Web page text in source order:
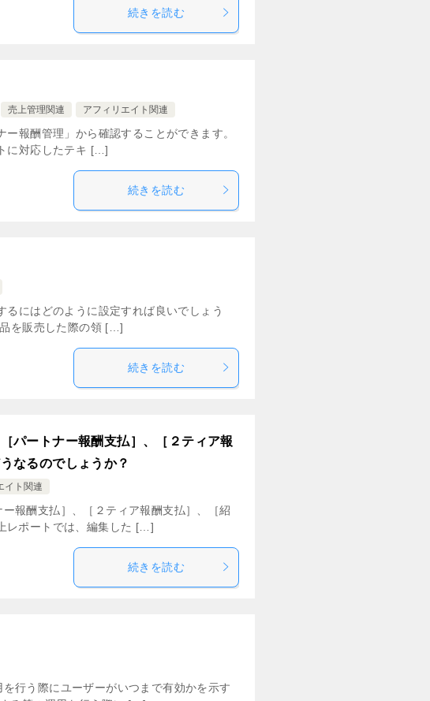
続きを読む
売上管理関連 アフィリエイト関連
報酬管理」から確認することができます。
に対応したテキ […]
続きを読む
にはどのように設定すれば良いでしょう
を販売した際の領 […]
続きを読む
パートナー報酬支払］、［２ティア報
なるのでしょうか？
イト関連
報酬支払］、［２ティア報酬支払］、［紹
レポートでは、編集した […]
続きを読む
行う際にユーザーがいつまで有効かを示す